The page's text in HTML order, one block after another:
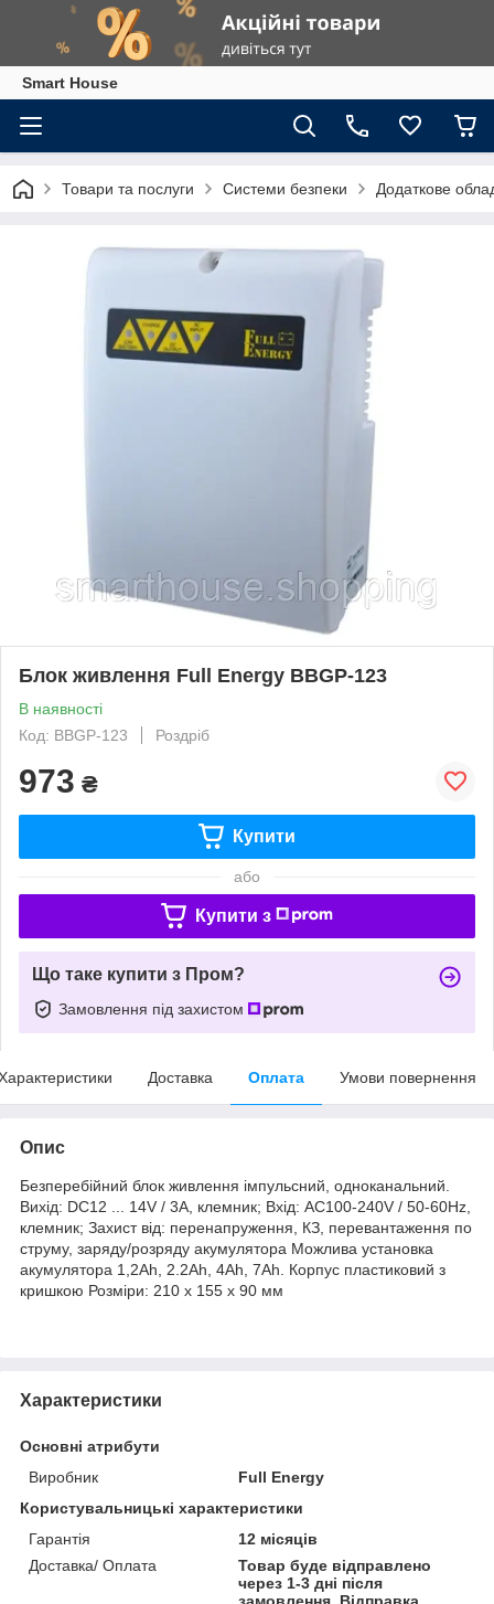
Smart House
Товари та послуги Системи безпеки Додаткове
Блок живлення Full Energy BBGP-123
В наявності
Код: BBGP-123
Роздріб
973 ₴
Купити
або
Купити з
Що таке купити з Пром?
Замовлення під захистом
Доставка Оплата Умови повернення
Опис
Безперебійний блок живлення імпульсний, одноканальний.
Вихід: DC12 ... 14V / 3A, клемник; Вхід: AC100-240V / 50-60Hz,
клемник; Захист від: перенапруження, КЗ, перевантаження по
струму, заряду/розряду акумулятора Можлива установка
акумулятора 1,2Ah, 2.2Ah, 4Ah, 7Ah. Корпус пластиковий з
кришкою Розміри: 210 х 155 х 90 мм
Характеристики
Основні атрибути
Виробник
Full Energy
Користувальницькі характеристики
Гарантія
12 місяців
Доставка/ Оплата
Товар буде відправлено
через 1-3 дні після
замовлення. Відправка